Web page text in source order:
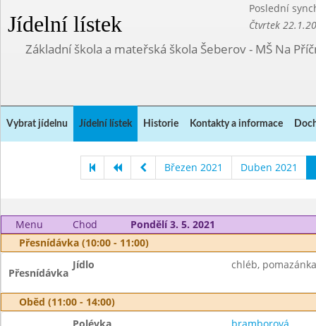
Jídelní lístek
Poslední
Čtvrtek
Základní škola a mateřská škola Šeberov - MŠ Na
Vybrat jídelnu Jídelní lístek Historie Kontakty a informace
Březen 2021 Duben 2021
Menu Chod
Pondělí 3. 5. 2021
Přesnídávka (10:00 - 11:00)
Přesnídávka
Jídlo chléb,
Oběd (11:00 - 14:00)